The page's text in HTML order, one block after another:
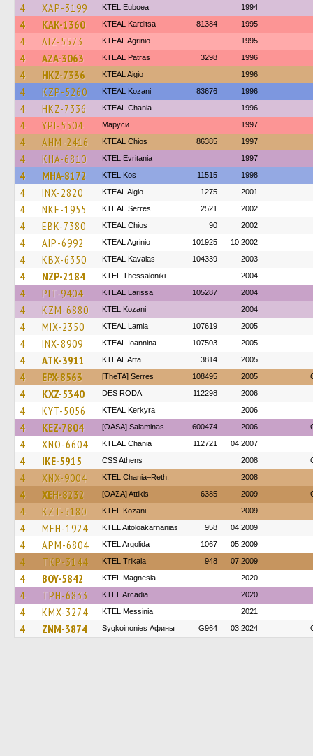
4 XAP-3199 ΚΤΕL Euboea 1994
4 KAK-1360 KTEAL Karditsa 81384 1995
4 AIZ-5573 KTEAL Agrinio 1995
4 AZA-3063 KTEAL Patras 3298 1996
4 HKZ-7336 KTEAL Aigio 1996
4 KZP-5260 KTEAL Kozani 83676 1996
4 HKZ-7336 KTEAL Chania 1996
4 YPI-5504 Маруси 1997
4 AHM-2416 KTEAL Chios 86385 1997
4 KHA-6810 ΚΤΕL Evritania 1997
4 MHA-8172 KTEL Kos 11515 1998
4 INX-2820 KTEAL Aigio 1275 2001
4 NKE-1955 KTEAL Serres 2521 2002
4 EBK-7380 KTEAL Chios 90 2002
4 AIP-6992 KTEAL Agrinio 101925 10.2002
4 KBX-6350 KTEAL Kavalas 104339 2003
4 NZP-2184 KTEL Thessaloniki 2004
4 PIT-9404 KTEAL Larissa 105287 2004
4 KZM-6880 ΚΤΕL Kozani 2004
4 MIX-2350 KTEAL Lamia 107619 2005
4 INX-8909 KTEAL Ioannina 107503 2005
4 ATK-3911 KTEAL Arta 3814 2005
4 EPX-8563 [TheTA] Serres 108495 2005
4 KXZ-5340 DES RODA 112298 2006
4 KYT-5056 KTEAL Kerkyra 2006
4 KEZ-7804 [OASA] Salaminas 600474 2006
4 XNO-6604 KTEAL Chania 112721 04.2007
4 IKE-5915 CSS Athens 2008
4 XNX-9004 KTEL Chania–Reth. 2008
4 XEH-8232 [ΟΑΣΑ] Αttikis 6385 2009
4 KZT-5180 ΚΤΕL Kozani 2009
4 MEH-1924 KTEL Aitoloakarnanias 958 04.2009
4 APM-6804 KTEL Argolida 1067 05.2009
4 TKP-3144 ΚΤΕL Τrikala 948 07.2009
4 BOY-5842 ΚΤΕL Magnesia 2020
4 TPH-6833 KTEL Arcadia 2020
4 KMX-3274 KTEL Messinia 2021
4 ZNM-3874 Sygkoinonies Афины G964 03.2024